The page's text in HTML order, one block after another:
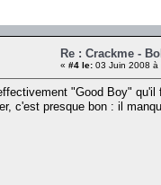
Re : Crackme -
« #4 le: 03 Juin 2008 à
"Good Boy" qu'il
c'est presque bon : il